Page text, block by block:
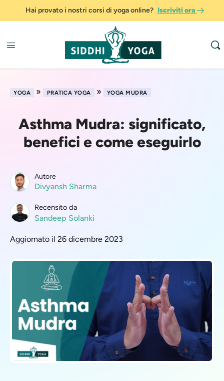
Hai provato i nostri corsi di yoga online? Iscriviti ora
YOGA » PRATICA YOGA » YOGA MUDRA
Asthma Mudra: significato,
benefici e come eseguirlo
Autore
Divyansh Sharma
Recensito da
Sandeep Solanki
Aggiornato il 26 dicembre 2023